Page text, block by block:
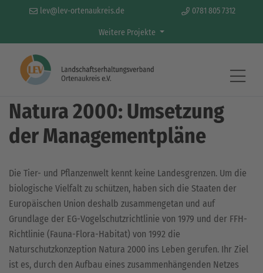
lev@lev-ortenaukreis.de 0781 805 7312
Weitere Projekte
Aktivitäten & Projekte
Natura 2000: Umsetzung
der Managementpläne
Die Tier- und Pflanzenwelt kennt keine Landesgrenzen. Um die
biologische Vielfalt zu schützen, haben sich die Staaten der
Europäischen Union deshalb zusammengetan und auf
Grundlage der EG-Vogelschutzrichtlinie von 1979 und der FFH-
Richtlinie (Fauna-Flora-Habitat) von 1992 die
Naturschutzkonzeption Natura 2000 ins Leben gerufen. Ihr Ziel
ist es, durch den Aufbau eines zusammenhängenden Netzes